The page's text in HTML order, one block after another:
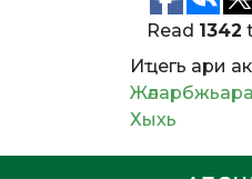
Read 1342
Иҵегь ари
Хыхь